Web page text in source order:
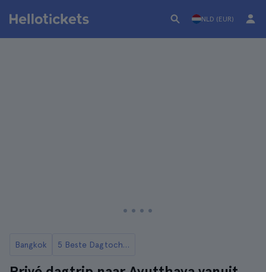
NLD (EUR)
Bangkok 5 Beste Dagtochten naar Ayutthaya vanuit Bangkok